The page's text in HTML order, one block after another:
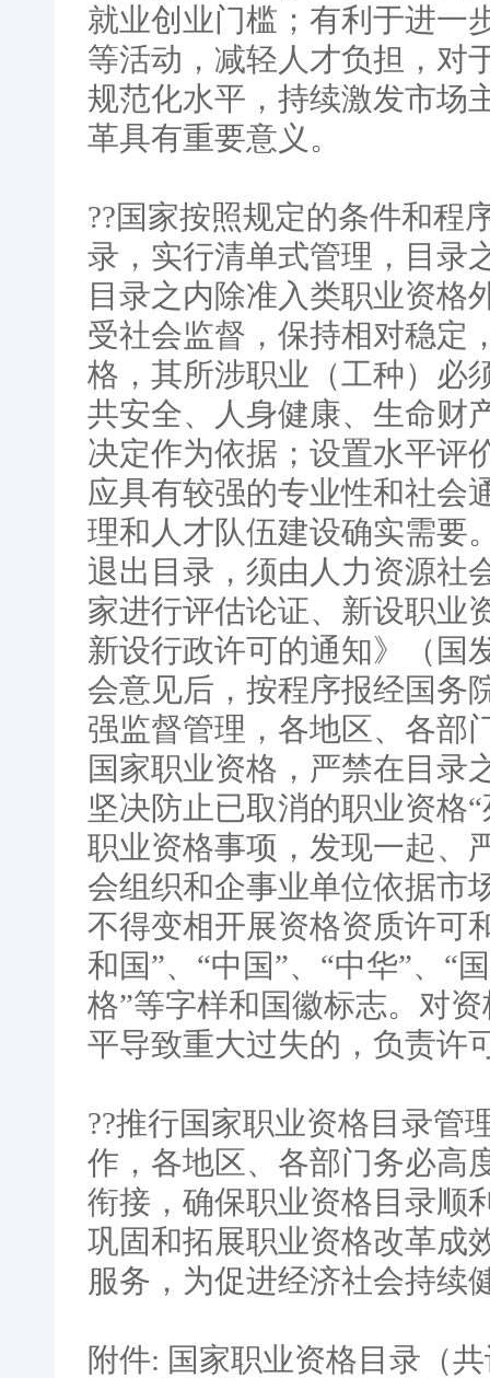
就业创业门槛；有利于进一
等活动，减轻人才负担，对
规范化水平，持续激发市场
革具有重要意义。
??国家按照规定的条件和程
录，实行清单式管理，目录
目录之内除准入类职业资格
受社会监督，保持相对稳定
格，其所涉职业（工种）必
共安全、人身健康、生命财
决定作为依据；设置水平评
应具有较强的专业性和社会
理和人才队伍建设确实需要
退出目录，须由人力资源社
家进行评估论证、新设职业
新设行政许可的通知》（国
会意见后，按程序报经国务
强监督管理，各地区、各部
国家职业资格，严禁在目录
坚决防止已取消的职业资格
职业资格事项，发现一起、
会组织和企事业单位依据市
不得变相开展资格资质许可
和国”、“中国”、“中华”、“
格”等字样和国徽标志。对
平导致重大过失的，负责许
??推行国家职业资格目录管
作，各地区、各部门务必高
衔接，确保职业资格目录顺
巩固和拓展职业资格改革成
服务，为促进经济社会持续
附件: 国家职业资格目录（